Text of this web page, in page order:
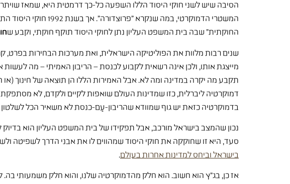
המשטרי הדמוקרטי, במה שנקרא "פרוצדורה". אך בשנת 1992 חוקי היסוד התחילו לעסוק
החוקתית" שבה בית המשפט העליון נתן לחוקי היסוד תוקף חוקתי, וקבע ש
שנים רבות מלוות את הפוליטיקה הישראלית, ואת מערכות הבחירות
מייצגת אותו, ולכן אינה רשאית לקבוע לכנסת – הריבון האמיתי – מה
תקבע מה יקרה במדינה ומה לא. אבל האמירות הללו הן תוצאה של חינוך (או
דמוקרטיה ליברלית, כזו שמדינות העולם שואפות לקיים ולקדם, לא
בדמוקרטיה כזאת יש גוף שמוודא שהריבון-עַם-כנסת לא משאיר הכל לשלטון
נכון שהמצב בישראל מורכב, אבל תפקידו של בית המשפט העליון הוא
סעד, היא זו שחוקקה את חוקי היסוד שמהווים לו את אבני הדרך לשפיטה
בישראל וביחס למדינות אחרות בעולם.
אז כן, בג"ץ הוא חשוב. הוא חלק מהדמוקרטיה שלנו, והוא חלק משמעותי